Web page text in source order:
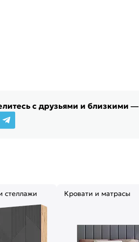
с друзьями и близкими —
Кровати и матрасы